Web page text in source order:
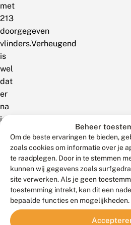
Beheer
Om de beste ervaringen te bieden,
zoals cookies om informatie over je
te raadplegen. Door in te stemmen
kunnen wij gegevens zoals
site verwerken. Als je geen
toestemming intrekt, kan dit een
bepaalde functies en mogelijkheden.
met
213
doorgegeven
vlinders.Verheugend
is
wel
dat
er
na
iets
dan
helft
van
gegevens
binnen